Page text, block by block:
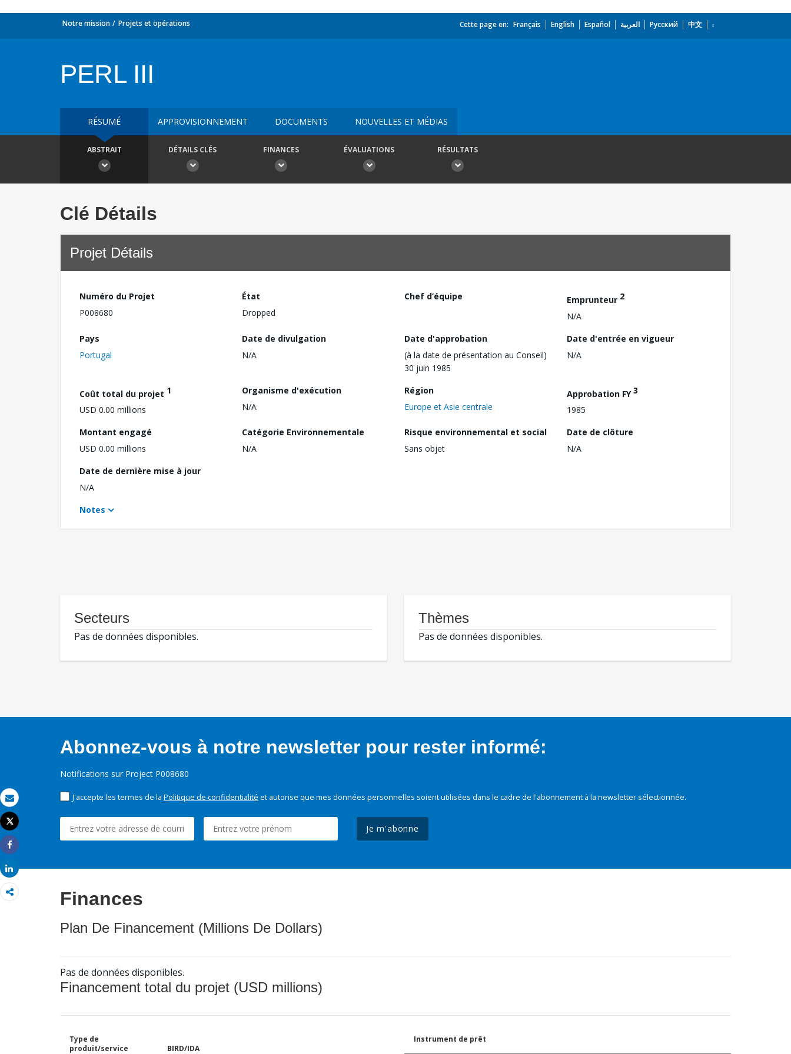
Email
Imprimer
Tweet
Share
Share
Notre mission Projets et opérations Cette page en: Français English Español العربية Русский 中文
PERL III
RÉSUMÉ APPROVISIONNEMENT DOCUMENTS NOUVELLES ET MÉDIAS
ABSTRAIT DÉTAILS CLÉS FINANCES ÉVALUATIONS RÉSULTATS
Clé Détails
Projet Détails
Numéro du Projet
P008680
État
Dropped
Chef d’équipe Emprunteur 2
N/A
Pays
Portugal
Date de divulgation
N/A
Date d'approbation
(à la date de présentation au Conseil)
30 juin 1985
Date d'entrée en vigueur
N/A
Coût total du projet 1
USD 0.00 millions
Organisme d'exécution
N/A
Région
Europe et Asie centrale
Approbation FY3
1985
Montant engagé
USD 0.00 millions
Catégorie Environnementale
N/A
Risque environnemental et social
Sans objet
Date de clôture
N/A
Date de dernière mise à jour
N/A
Notes
Secteurs
Pas de données disponibles.
Thèmes
Pas de données disponibles.
Abonnez-vous à notre newsletter pour rester informé:
Notifications sur Project P008680
J'accepte les termes de la Politique de confidentialité et autorise que mes données personnelles soient utilisées dans le cadre de l'abonnement à la newsletter sélectionnée.
Je m'abonne
Finances
Plan De Financement (Millions De Dollars)
Pas de données disponibles.
Financement total du projet (USD millions)
Type de
produit/service
BIRD/IDA
Instrument de prêt